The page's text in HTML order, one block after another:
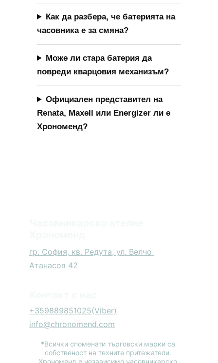
+359889851025(Viber)
info@chronomend.com
гр. София, кв. Редута, ул. Велчо
Атанасов 42
*Всички споменати търговски марки са
собственост на техните притежатели.
Хрономенд е независимо часовникарско